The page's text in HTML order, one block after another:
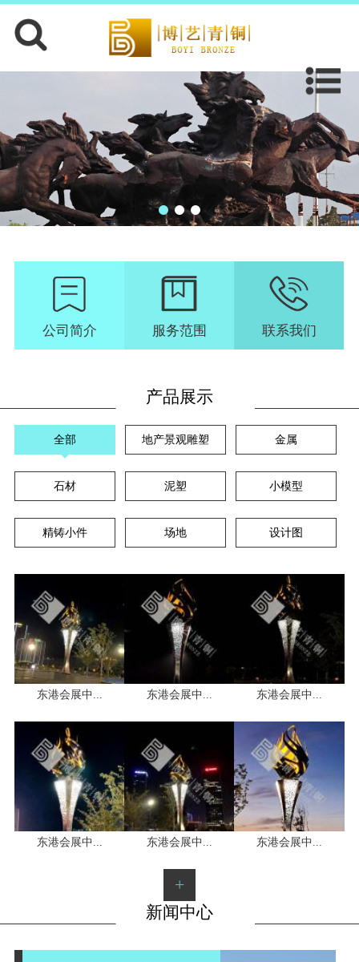
1 2
公司简介 服务范围 联系我们
产品展示
全部 地产景观雕塑 金属
石材 泥塑 小模型
精铸小件 场地 设计图
东港会展中... 东港会展中... 东港会展中...
东港会展中... 东港会展中... 东港会展中...
+
新闻中心